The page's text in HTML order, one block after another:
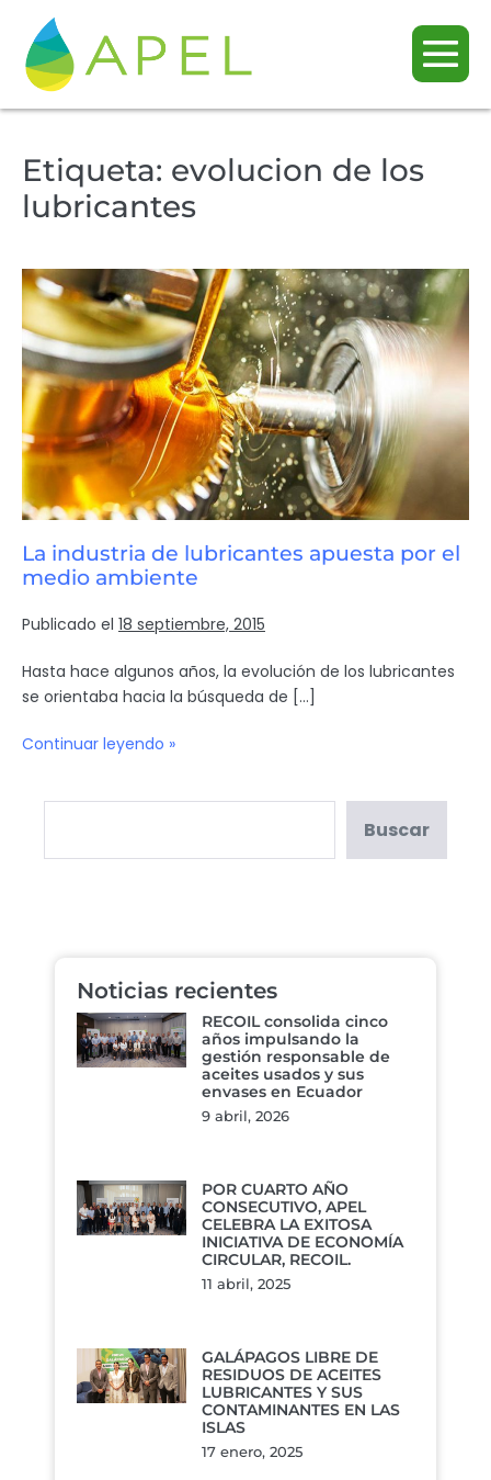
Etiqueta: evolucion de los
lubricantes
La industria de lubricantes apuesta por el
medio ambiente
Publicado el 18 septiembre, 2015
Hasta hace algunos años, la evolución de los lubricantes
se orientaba hacia la búsqueda de […]
Continuar leyendo »
Buscar
Noticias recientes
RECOIL consolida cinco
años impulsando la
gestión responsable de
aceites usados y sus
envases en Ecuador
9 abril, 2026
POR CUARTO AÑO
CONSECUTIVO, APEL
CELEBRA LA EXITOSA
INICIATIVA DE ECONOMÍA
CIRCULAR, RECOIL.
11 abril, 2025
GALÁPAGOS LIBRE DE
RESIDUOS DE ACEITES
LUBRICANTES Y SUS
CONTAMINANTES EN LAS
ISLAS
17 enero, 2025